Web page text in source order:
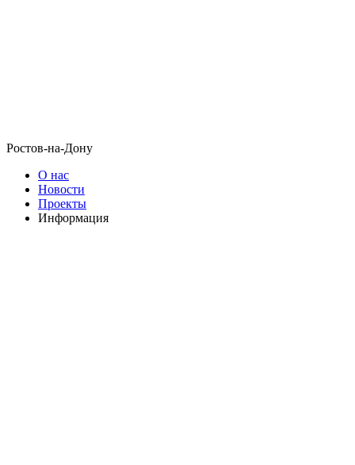
Ростов-на-Дону
О нас
Новости
Проекты
Информация